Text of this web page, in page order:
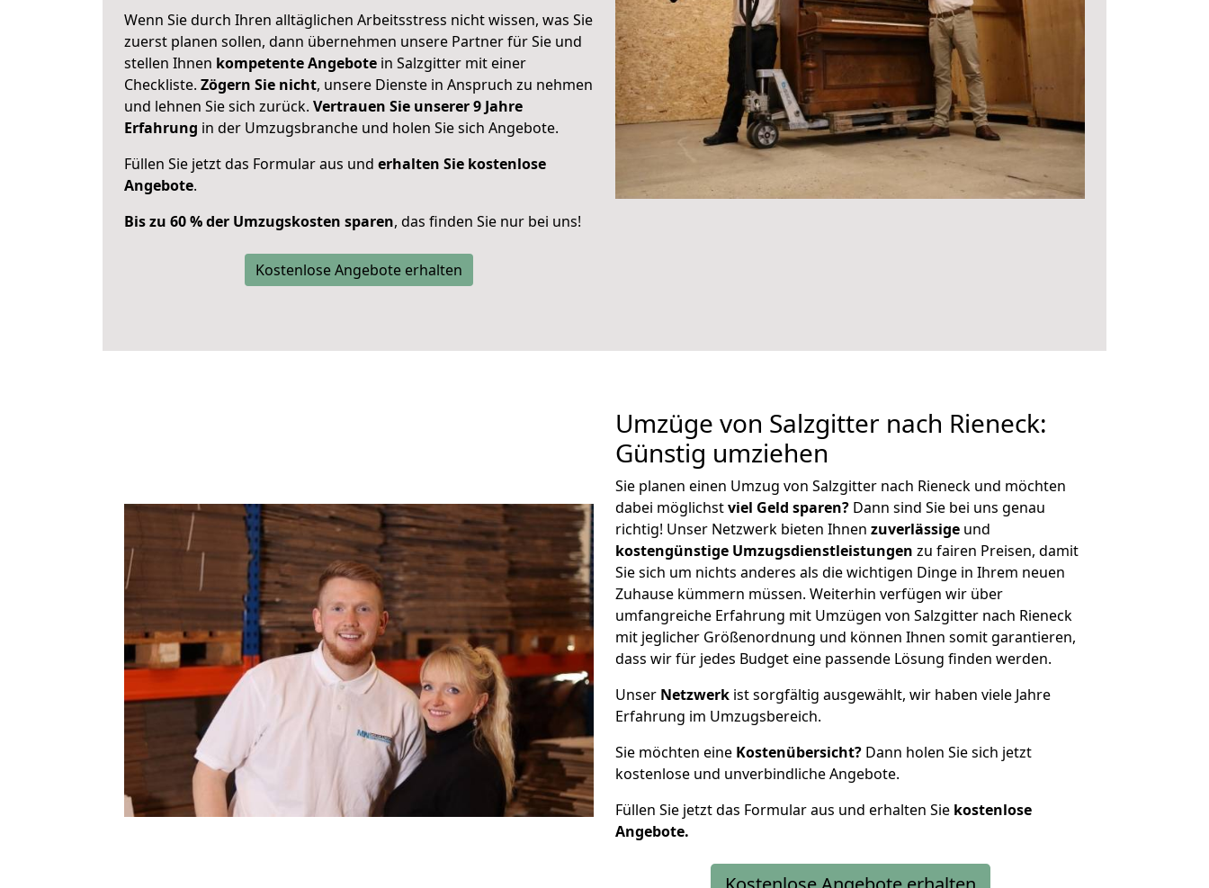
Wenn Sie durch Ihren alltäglichen Arbeitsstress nicht wissen, was Sie
zuerst planen sollen, dann übernehmen unsere Partner für Sie und
stellen Ihnen kompetente Angebote in Salzgitter mit einer
Checkliste. Zögern Sie nicht, unsere Dienste in Anspruch zu nehmen
und lehnen Sie sich zurück. Vertrauen Sie unserer 9 Jahre
Erfahrung in der Umzugsbranche und holen Sie sich Angebote.
Füllen Sie jetzt das Formular aus und erhalten Sie kostenlose
Angebote.
Bis zu 60 % der Umzugskosten sparen, das finden Sie nur bei uns!
Kostenlose Angebote erhalten
Umzüge von Salzgitter nach Rieneck:
Günstig umziehen
Sie planen einen Umzug von Salzgitter nach Rieneck und möchten
dabei möglichstviel Geld sparen? Dann sind Sie bei uns genau
richtig! Unser Netzwerk bieten Ihnen zuverlässige und
kostengünstige Umzugsdienstleistungen zu fairen Preisen, damit
Sie sich um nichts anderes als die wichtigen Dinge in Ihrem neuen
Zuhause kümmern müssen. Weiterhin verfügen wir über
umfangreiche Erfahrung mit Umzügen von Salzgitter nach Rieneck
mit jeglicher Größenordnung und können Ihnen somit garantieren,
dass wir für jedes Budget eine passende Lösung finden werden.
Unser Netzwerk ist sorgfältig ausgewählt, wir haben viele Jahre
Erfahrung im Umzugsbereich.
Sie möchten eine Kostenübersicht? Dann holen Sie sich jetzt
kostenlose und unverbindliche Angebote.
Füllen Sie jetzt das Formular aus und erhalten Sie kostenlose
Angebote.